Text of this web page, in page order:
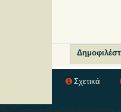
Σχετικά